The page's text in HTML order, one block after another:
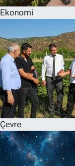
Ekonomi
Çevre